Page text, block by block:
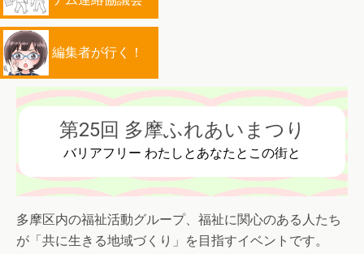
編集者が行く！
第25回 多摩ふれあいまつり
バリアフリー わたしとあなたとこの街と
多摩区内の福祉活動グループ、福祉に関心のある人たち
が「共に生きる地域づくり」を目指すイベントです。